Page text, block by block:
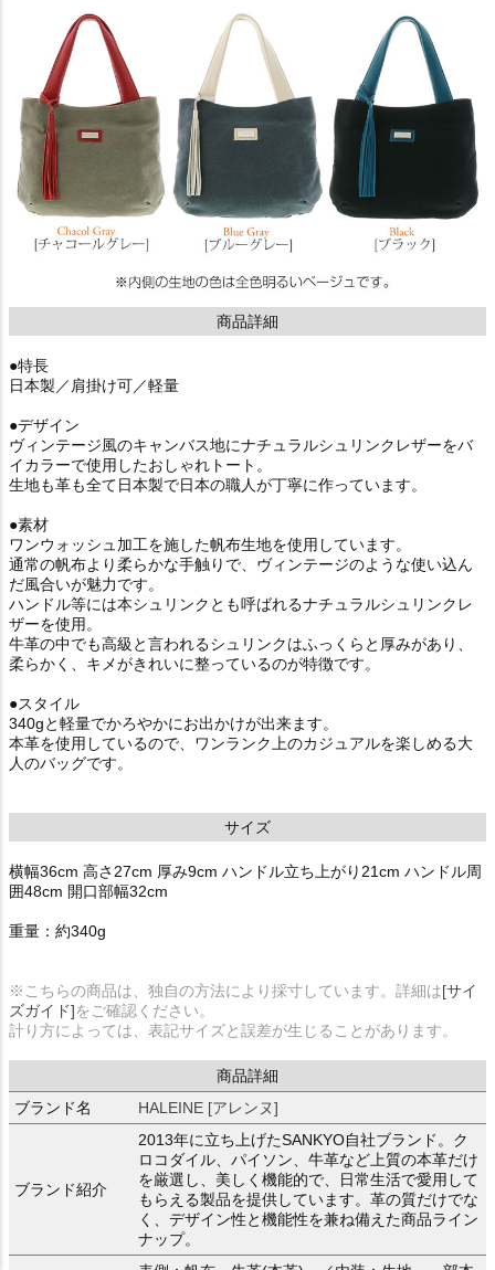
商品詳細
●特長
日本製／肩掛け可／軽量
●デザイン
ヴィンテージ風のキャンバス地にナチュラルシュリンクレザーをバ
イカラーで使用したおしゃれトート。
生地も革も全て日本製で日本の職人が丁寧に作っています。
●素材
ワンウォッシュ加工を施した帆布生地を使用しています。
通常の帆布より柔らかな手触りで、ヴィンテージのような使い込ん
だ風合いが魅力です。
ハンドル等には本シュリンクとも呼ばれるナチュラルシュリンクレ
ザーを使用。
牛革の中でも高級と言われるシュリンクはふっくらと厚みがあり、
柔らかく、キメがきれいに整っているのが特徴です。
●スタイル
340gと軽量でかろやかにお出かけが出来ます。
本革を使用しているので、ワンランク上のカジュアルを楽しめる大
人のバッグです。
サイズ
横幅36cm 高さ27cm 厚み9cm ハンドル立ち上がり21cm ハンドル周
囲48cm 開口部幅32cm
重量：約340g
※こちらの商品は、独自の方法により採寸しています。詳細は[サイ
ズガイド]をご確認ください。
計り方によっては、表記サイズと誤差が生じることがあります。
商品詳細
ブランド名
HALEINE [アレンヌ]
ブランド紹介
2013年に立ち上げたSANKYO自社ブランド。ク
ロコダイル、パイソン、牛革など上質の本革だけ
を厳選し、美しく機能的で、日常生活で愛用して
もらえる製品を提供しています。革の質だけでな
く、デザイン性と機能性を兼ね備えた商品ライン
ナップ。